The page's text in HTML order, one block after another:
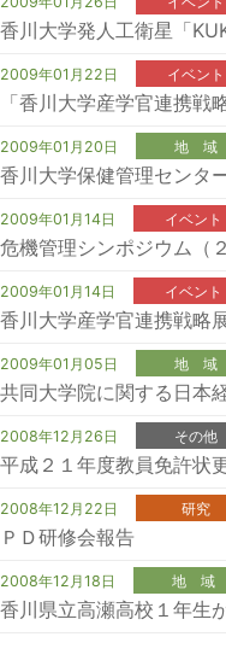
香川大学発人工衛星「
2009年01月22日 イベント
「香川大学産学官連携戦
2009年01月20日 地 域
香川大学保健管理センタ
2009年01月14日 イベント
危機管理シンポジウム（
2009年01月14日 イベント
香川大学産学官連携戦略
2009年01月05日 地 域
共同大学院に関する日本
2008年12月26日 その他
平成２１年度教員免許状
2008年12月22日 研究
ＰＤ研修会報告
2008年12月18日 地 域
香川県立高瀬高校１年生